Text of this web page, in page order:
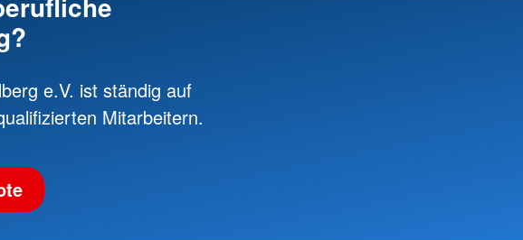
e.V. ist ständig auf
Mitarbeitern.